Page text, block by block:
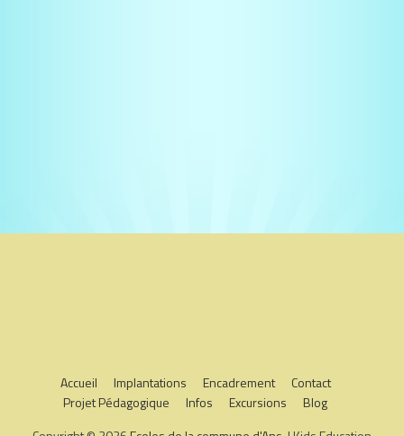
Accueil Implantations Encadrement
Contact
Projet Pédagogique
Infos Excursions
Blog